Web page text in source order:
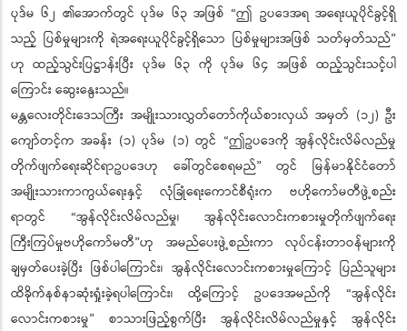
ပုဒ်မ ၆၂ ၏အောက်တွင် ပုဒ်မ ၆၃ အဖြစ် “ဤ ဥပဒေအရ အရေးယူပိုင်ခွင့်ရှိ
သည့် ပြစ်မှုများကို ရဲအရေးယူပိုင်ခွင့်ရှိသော ပြစ်မှုများအဖြစ် သတ်မှတ်သည်”
ဟု ထည့်သွင်းပြဋ္ဌာန်းပြီး ပုဒ်မ ၆၃ ကို ပုဒ်မ ၆၄ အဖြစ် ထည့်သွင်းသင့်ပါ
ကြောင်း ဆွေးနွေးသည်။
မန္တလေးတိုင်းဒေသကြီး အမျိုးသားလွှတ်တော်ကိုယ်စားလှယ် အမှတ် (၁၂) ဦး
ကျော်တင့်က အခန်း (၁) ပုဒ်မ (၁) တွင် “ဤဥပဒေကို အွန်လိုင်းလိမ်လည်မှု
တိုက်ဖျက်ရေးဆိုင်ရာဥပဒေဟု ခေါ်တွင်စေရမည်” တွင် မြန်မာနိုင်ငံတော်
အမျိုးသားကာကွယ်ရေးနှင့် လုံခြုံရေးကောင်စီရုံးက ဗဟိုကော်မတီဖွဲ့စည်း
ရာတွင် “အွန်လိုင်းလိမ်လည်မှု၊ အွန်လိုင်းလောင်းကစားမှုတိုက်ဖျက်ရေး
ကြီးကြပ်မှုဗဟိုကော်မတီ”ဟု အမည်ပေးဖွဲ့စည်းကာ လုပ်ငန်းတာဝန်များကို
ချမှတ်ပေးခဲ့ပြီး ဖြစ်ပါကြောင်း၊ အွန်လိုင်းလောင်းကစားမှုကြောင့် ပြည်သူများ
ထိခိုက်နစ်နာဆုံးရှုံးခဲ့ရပါကြောင်း၊ ထို့ကြောင့် ဥပဒေအမည်ကို “အွန်လိုင်း
လောင်းကစားမှု” စာသားဖြည့်စွက်ပြီး အွန်လိုင်းလိမ်လည်မှုနှင့် အွန်လိုင်း